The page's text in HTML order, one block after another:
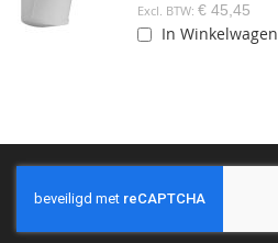
€ 45,45
In Winkelwagen